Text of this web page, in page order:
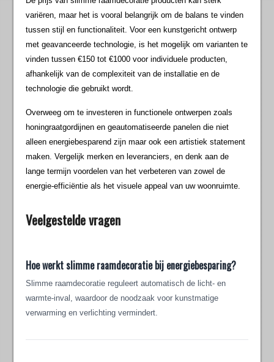
variëren, maar het is vooral belangrijk om de balans te vinden
tussen stijl en functionaliteit. Voor een kunstgericht ontwerp
met geavanceerde technologie, is het mogelijk om varianten te
vinden tussen €150 tot €1000 voor individuele producten,
afhankelijk van de complexiteit van de installatie en de
technologie die gebruikt wordt.
Overweeg om te investeren in functionele ontwerpen zoals
honingraatgordijnen en geautomatiseerde panelen die niet
alleen energiebesparend zijn maar ook een artistiek statement
maken. Vergelijk merken en leveranciers, en denk aan de
lange termijn voordelen van het verbeteren van zowel de
energie-efficiëntie als het visuele appeal van uw woonruimte.
Veelgestelde vragen
Hoe werkt slimme raamdecoratie bij energiebesparing?
Slimme raamdecoratie reguleert automatisch de licht- en
warmte-inval, waardoor de noodzaak voor kunstmatige
verwarming en verlichting vermindert.